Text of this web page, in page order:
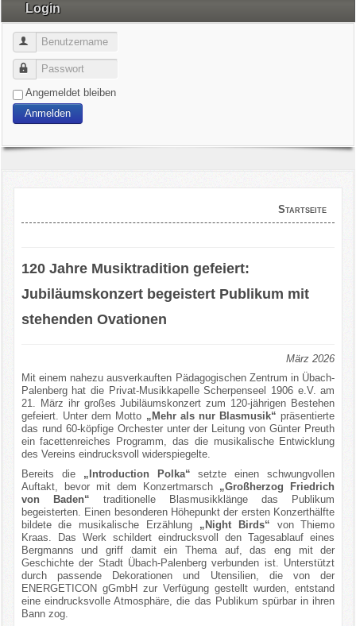
Login
Benutzername
Passwort
Angemeldet bleiben
Anmelden
Startseite
120 Jahre Musiktradition gefeiert:
Jubiläumskonzert begeistert Publikum mit
stehenden Ovationen
März 2026
Mit einem nahezu ausverkauften Pädagogischen Zentrum in Übach-
Palenberg hat die Privat-Musikkapelle Scherpenseel 1906 e.V. am
21. März ihr großes Jubiläumskonzert zum 120-jährigen Bestehen
gefeiert. Unter dem Motto „Mehr als nur Blasmusik“ präsentierte
das rund 60-köpfige Orchester unter der Leitung von Günter Preuth
ein facettenreiches Programm, das die musikalische Entwicklung
des Vereins eindrucksvoll widerspiegelte.
Bereits die „Introduction Polka“ setzte einen schwungvollen
Auftakt, bevor mit dem Konzertmarsch „Großherzog Friedrich
von Baden“ traditionelle Blasmusikklänge das Publikum
begeisterten. Einen besonderen Höhepunkt der ersten Konzerthälfte
bildete die musikalische Erzählung „Night Birds“ von Thiemo
Kraas. Das Werk schildert eindrucksvoll den Tagesablauf eines
Bergmanns und griff damit ein Thema auf, das eng mit der
Geschichte der Stadt Übach-Palenberg verbunden ist. Unterstützt
durch passende Dekorationen und Utensilien, die von der
ENERGETICON gGmbH zur Verfügung gestellt wurden, entstand
eine eindrucksvolle Atmosphäre, die das Publikum spürbar in ihren
Bann zog.